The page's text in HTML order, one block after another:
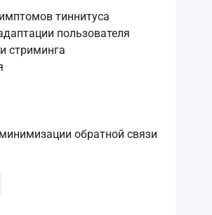
тиннитуса
пользователя
стриминга
обратной связи